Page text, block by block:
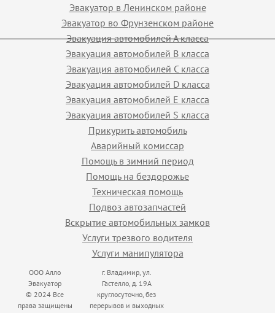
Эвакуатор в Ленинском районе
Эвакуатор во Фрунзенском районе
Эвакуация автомобилей А класса
Эвакуация автомобилей B класса
Эвакуация автомобилей C класса
Эвакуация автомобилей D класса
Эвакуация автомобилей E класса
Эвакуация автомобилей S класса
Прикурить автомобиль
Аварийный комиссар
Помощь в зимний период
Помощь на бездорожье
Техническая помощь
Подвоз автозапчастей
Вскрытие автомобильных замков
Услуги трезвого водителя
Услуги манипулятора
ООО Алло
Эвакуатор
© 2024 Все
права защищены
г. Владимир, ул.
Гастелло, д. 19А
круглосуточно, без
перерывов и выходных